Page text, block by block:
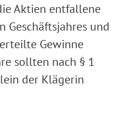
Aktien entfallene
Geschäftsjahres und
Gewinne
sollten nach § 1
der Klägerin